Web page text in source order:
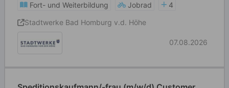
Fort- und Weiterbildung
Jobrad
4
Stadtwerke Bad Homburg v.d. Höhe
07.08.2026